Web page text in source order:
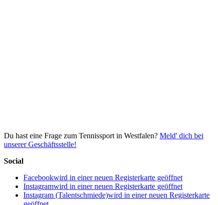
Du hast eine Frage zum Tennissport in Westfalen? Meld' dich bei
unserer Geschäftsstelle!
Social
Facebookwird in einer neuen Registerkarte geöffnet
Instagramwird in einer neuen Registerkarte geöffnet
Instagram (Talentschmiede)wird in einer neuen Registerkarte